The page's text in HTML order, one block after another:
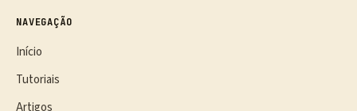
NAVEGAÇÃO
Início
Tutoriais
Artigos